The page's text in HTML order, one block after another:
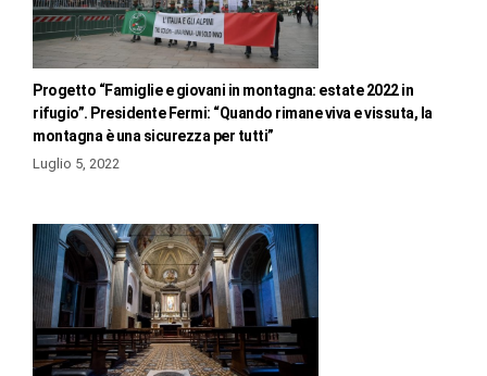
Progetto “Famiglie e giovani in montagna: estate 2022 in
rifugio”. Presidente Fermi: “Quando rimane viva e vissuta, la
montagna è una sicurezza per tutti”
Luglio 5, 2022